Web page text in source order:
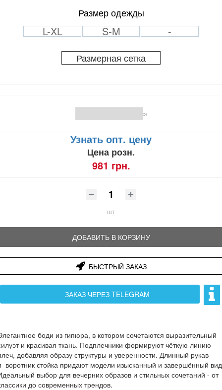
Размер одежды
L-XL S-M -
Размерная сетка
(0)
Узнать опт. цену
Цена розн.
981 грн.
шт
ДОБАВИТЬ В КОРЗИНУ
БЫСТРЫЙ ЗАКАЗ
ЗАКАЗ ЧЕРЕЗ TELEGRAM
боди из гипюра, в котором сочетаются выразительный
и красивая ткань. Подплечники формируют чёткую линию
добавляя образу структуры и уверенности. Длинный рукав
воротник стойка придают модели изысканный и завершённый
выбор для вечерних образов и стильных сочетаний - от
до современных трендов.